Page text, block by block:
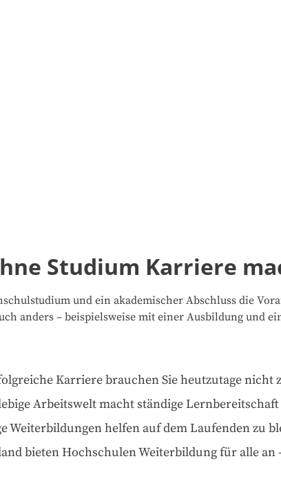
Studium Karriere
und ein akademischer Abschluss die
anders – beispielsweise mit einer Ausbildung und
Karriere brauchen Sie heutzutage nicht
Arbeitswelt macht ständige
Weiterbildungen helfen auf dem Laufenden zu
bieten Hochschulen Weiterbildung für alle